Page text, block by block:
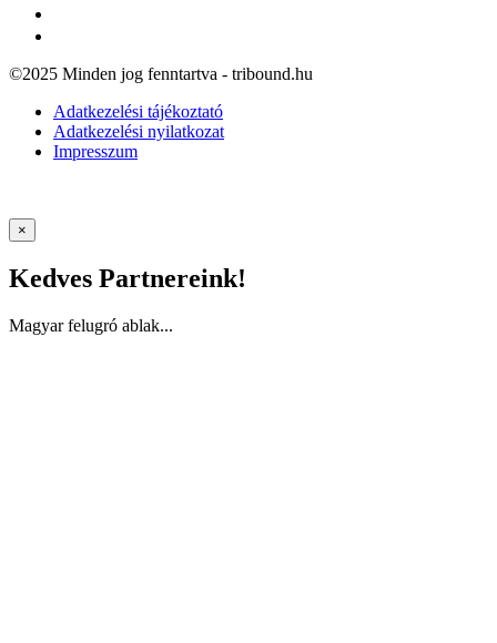
©2025 Minden jog fenntartva - tribound.hu
Adatkezelési tájékoztató
Adatkezelési nyilatkozat
Impresszum
×
Kedves Partnereink!
Magyar felugró ablak...